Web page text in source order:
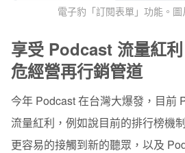
電子豹「訂閱表單」功能。圖
享受 Podcast 流量紅
危經營再行銷管道
今年 Podcast 在台灣大爆發，目前
流量紅利，例如說目前的排行榜機
更容易的接觸到新的聽眾，以及